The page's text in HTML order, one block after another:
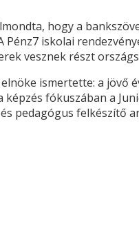
hogy a
iskolai
vesznek részt
ismertette: a jövő
fókuszában a
pedagógus felkészítő